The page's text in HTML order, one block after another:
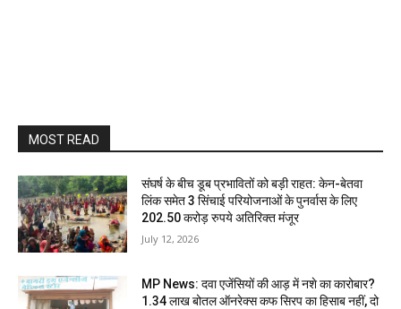
MOST READ
संघर्ष के बीच डूब प्रभावितों को बड़ी राहत: केन-बेतवा
लिंक समेत 3 सिंचाई परियोजनाओं के पुनर्वास के लिए
202.50 करोड़ रुपये अतिरिक्त मंजूर
July 12, 2026
MP News: दवा एजेंसियों की आड़ में नशे का कारोबार?
1.34 लाख बोतल ऑनरेक्स कफ सिरप का हिसाब नहीं, दो